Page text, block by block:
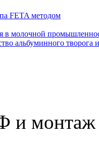
FETA методом
в молочной
альбуминного творога
и монтаж